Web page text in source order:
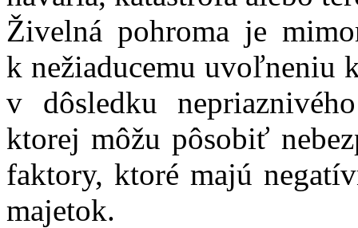
Živelná pohroma je
k nežiaducemu uvoľneniu
v dôsledku
ktorej môžu pôsobiť
faktory, ktoré majú
majetok.